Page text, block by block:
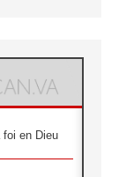
en Dieu